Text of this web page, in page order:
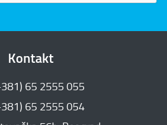
Kontakt
65 2555 055
65 2555 054